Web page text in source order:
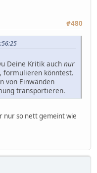
#480
Deine Kritik auch nur
formulieren könntest.
von Einwänden
transportieren.
nur so nett gemeint wie